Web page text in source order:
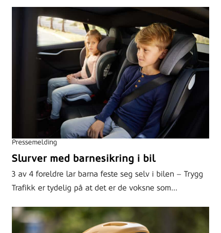
Pressemelding
Slurver med barnesikring i bil
3 av 4 foreldre lar barna feste seg selv i bilen – Trygg
Trafikk er tydelig på at det er de voksne som…